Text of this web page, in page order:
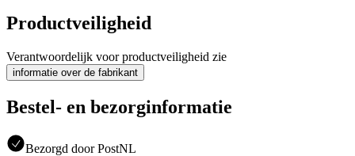
Productveiligheid
Verantwoordelijk voor productveiligheid zie
informatie over de fabrikant
Bestel- en bezorginformatie
Bezorgd door PostNL